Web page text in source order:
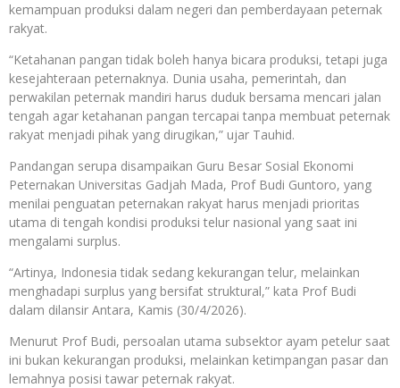
kemampuan produksi dalam negeri dan pemberdayaan peternak
rakyat.
“Ketahanan pangan tidak boleh hanya bicara produksi, tetapi juga
kesejahteraan peternaknya. Dunia usaha, pemerintah, dan
perwakilan peternak mandiri harus duduk bersama mencari jalan
tengah agar ketahanan pangan tercapai tanpa membuat peternak
rakyat menjadi pihak yang dirugikan,” ujar Tauhid.
Pandangan serupa disampaikan Guru Besar Sosial Ekonomi
Peternakan Universitas Gadjah Mada, Prof Budi Guntoro, yang
menilai penguatan peternakan rakyat harus menjadi prioritas
utama di tengah kondisi produksi telur nasional yang saat ini
mengalami surplus.
“Artinya, Indonesia tidak sedang kekurangan telur, melainkan
menghadapi surplus yang bersifat struktural,” kata Prof Budi
dalam dilansir Antara, Kamis (30/4/2026).
Menurut Prof Budi, persoalan utama subsektor ayam petelur saat
ini bukan kekurangan produksi, melainkan ketimpangan pasar dan
lemahnya posisi tawar peternak rakyat.